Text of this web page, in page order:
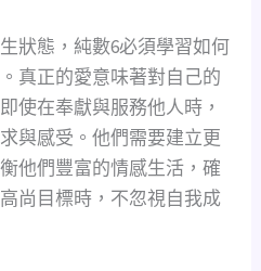
狀態，純數6必須學習如何
真正的愛意味著對自己的
使在奉獻與服務他人時，
與感受。他們需要建立更
他們豐富的情感生活，確
尚目標時，不忽視自我成